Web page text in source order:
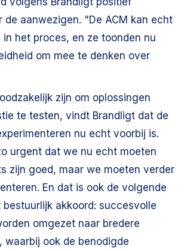
de aanwezigen. "De ACM kan echt
in het proces, en ze toonden nu
om mee te denken over
zijn om oplossingen
te testen, vindt Brandligt dat de
nu echt voorbij is.
urgent dat we nu echt moeten
zijn goed, maar we moeten verder
En dat is ook de volgende
akkoord: succesvolle
omgezet naar bredere
waarbij ook de benodigde